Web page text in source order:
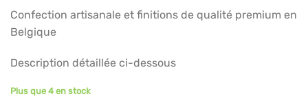
Confection artisanale et finitions de qualité premium en
Belgique
Description détaillée ci-dessous
Plus que 4 en stock